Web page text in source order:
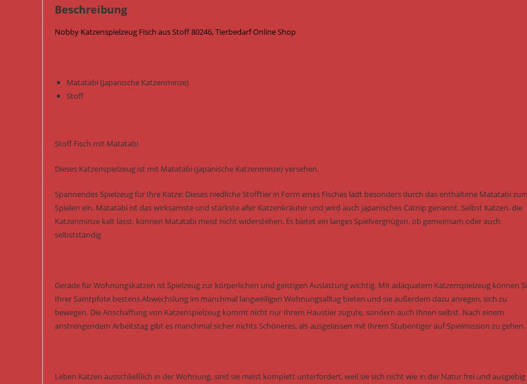
Beschreibung
Nobby Katzenspielzeug Fisch aus Stoff 80246, Tierbedarf Online Shop
Matatabi (japanische Katzenminze)
Stoff
Stoff Fisch mit Matatabi
Dieses Katzenspielzeug ist mit Matatabi (japanische Katzenminze) versehen.
Spannendes Spielzeug für Ihre Katze: Dieses niedliche Stofftier in Form eines Fisches lädt besonders durch das enthaltene Matatabi zum
Spielen ein. Matatabi ist das wirksamste und stärkste aller Katzenkräuter und wird auch japanisches Catnip genannt. Selbst Katzen, die
Katzenminze kalt lässt, können Matatabi meist nicht widerstehen. Es bietet ein langes Spielvergnügen, ob gemeinsam oder auch
selbstständig
Gerade für Wohnungskatzen ist Spielzeug zur körperlichen und geistigen Auslastung wichtig. Mit adäquatem Katzenspielzeug können
Ihrer Samtpfote bestens Abwechslung im manchmal langweiligen Wohnungsalltag bieten und sie außerdem dazu anregen, sich zu
bewegen. Die Anschaffung von Katzenspielzeug kommt nicht nur Ihrem Haustier zugute, sondern auch Ihnen selbst. Nach einem
anstrengendem Arbeitstag gibt es manchmal sicher nichts Schöneres, als ausgelassen mit Ihrem Stubentiger auf Spielmission zu gehen.
Leben Katzen ausschließlich in der Wohnung, sind sie meist komplett unterfordert, weil sie sich nicht wie in der Natur frei und ausgiebig